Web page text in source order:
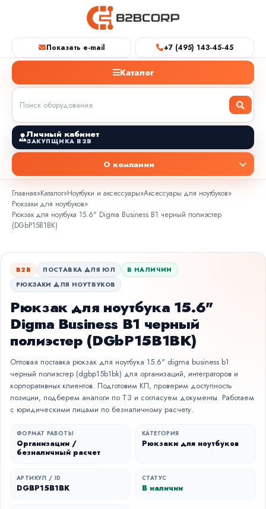
Показать e-mail +7 (495) 143-45-45
Каталог
Личный кабинет
ЗАКУПЩИКА B2B
О компании
Главная»Каталог»Ноутбуки и аксессуары»Аксессуары для ноутбуков»
Рюкзаки для ноутбуков»
Рюкзак для ноутбука 15.6" Digma Business B1 черный полиэстер
(DGbP15B1BK)
B2B ПОСТАВКА ДЛЯ ЮЛ
В НАЛИЧИИ
РЮКЗАКИ ДЛЯ НОУТБУКОВ
Рюкзак для ноутбука 15.6"
Digma Business B1 черный
полиэстер (DGbP15B1BK)
Оптовая поставка рюкзак для ноутбука 15.6" digma business b1
черный полиэстер (dgbp15b1bk) для организаций, интеграторов и
корпоративных клиентов. Подготовим КП, проверим доступность
позиции, подберем аналоги по ТЗ и согласуем документы. Работаем
с юридическими лицами по безналичному расчету.
ФОРМАТ РАБОТЫ
Организации /
безналичный расчет
КАТЕГОРИЯ
Рюкзаки для ноутбуков
АРТИКУЛ / ID
DGBP15B1BK
СТАТУС
В наличии